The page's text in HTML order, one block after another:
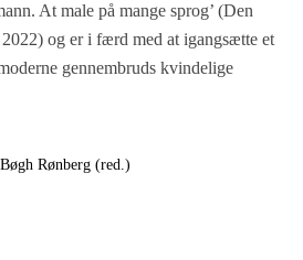
At male på mange sprog’ (Den
og er i færd med at igangsætte et
gennembruds kvindelige
Rønberg (red.)